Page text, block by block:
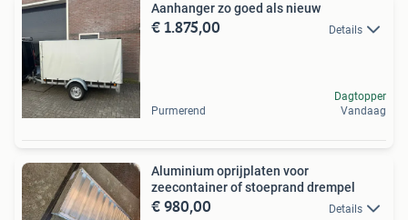
Aanhanger zo goed als nieuw
€ 1.875,00 Details
Purmerend
Dagtopper
Vandaag
Aluminium oprijplaten voor
zeecontainer of stoeprand drempel
€ 980,00 Details